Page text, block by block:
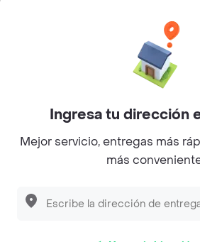
Sobre Rappi
Facebook
Twitter
© 2026Rappi Inc. All rights
Ingresa tu dirección
Mejor servicio, entregas más
más